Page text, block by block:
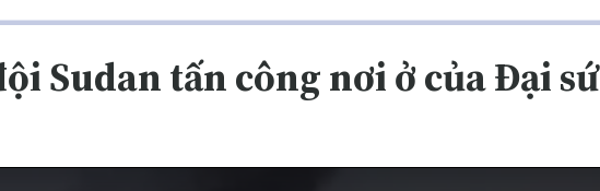
Sudan tấn công nơi ở của Đại sứ